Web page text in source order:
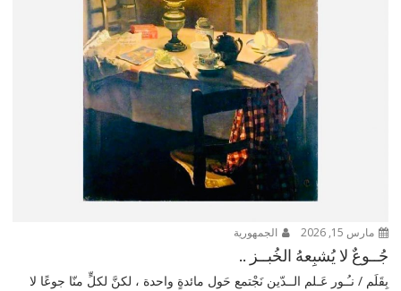
مارس 15, 2026 الجمهورية
جُــوعٌ لا يُشبِعهُ الخُبــز ..
بِقَلَم / نـُـور عَـلم الــدّين نَجْتمع حَول مائدةٍ واحدة ، لكنَّ لكلٍّ منّا جوعًا لا